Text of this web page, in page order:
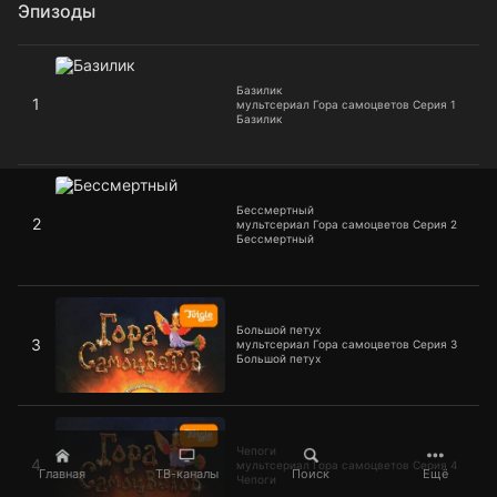
Главная ТВ-каналы Поиск Ещё
Эпизоды
1
Базилик
мультсериал Гора самоцветов Серия 1
Базилик
Базилик
2
Бессмертный
мультсериал Гора самоцветов Серия 2
Бессмертный
Бессмертный
3
Большой петух
мультсериал Гора самоцветов Серия 3
Большой петух
Большой петух
4
Чепоги
мультсериал Гора самоцветов Серия 4
Чепоги